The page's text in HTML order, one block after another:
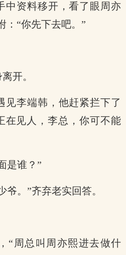
中资料移开，看了眼周亦
：“你先下去吧。”
开。
见李端韩，他赶紧拦下了
在见人，李总，你可不能
是谁？”
爷。”齐弃老实回答。
“周总叫周亦熙进去做什